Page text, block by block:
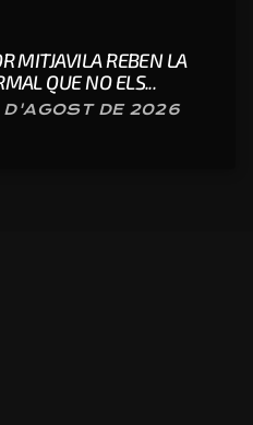
MITJAVILA REBEN LA
QUE NO ELS...
D'AGOST DE 2026